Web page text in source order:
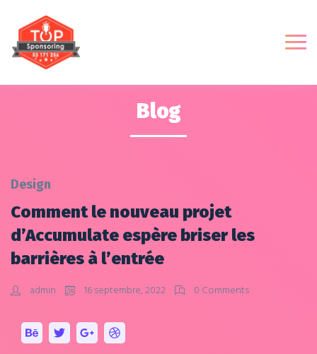
Blog
Design
Comment le nouveau projet
d’Accumulate espère briser les
barrières à l’entrée
admin 16 septembre, 2022 0 Comments